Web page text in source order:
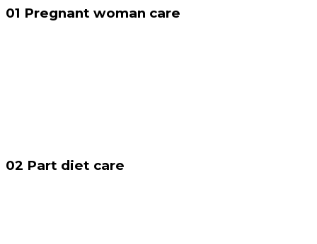
01 Pregnant woman care
02 Part diet care